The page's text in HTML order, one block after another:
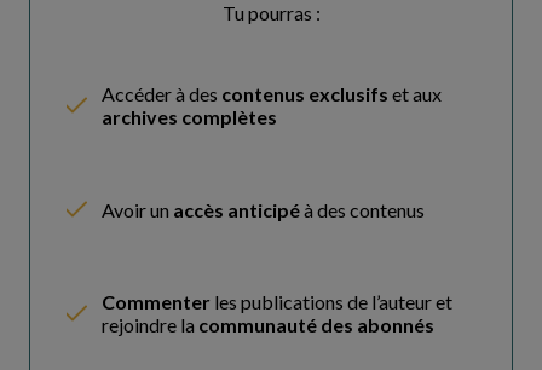
Tu pourras :
Accéder à des contenus exclusifs et aux
archives complètes
Avoir un accès anticipéà des contenus
Commenter les publications de l’auteur et
rejoindre la communauté des abonnés